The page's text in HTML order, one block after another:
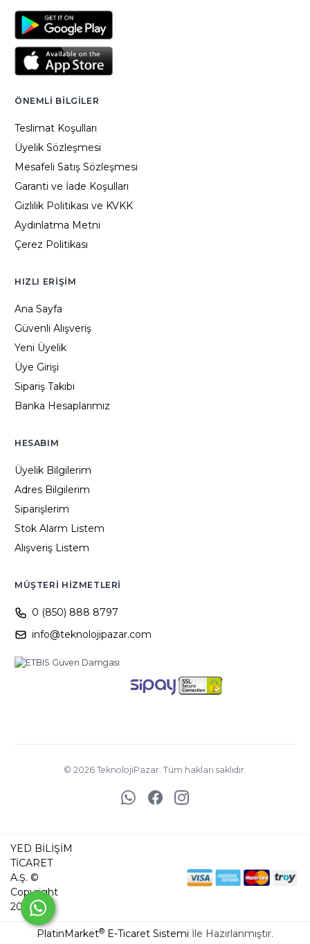
ÖNEMLI BILGILER
Teslimat Koşulları
Üyelik Sözleşmesi
Mesafeli Satış Sözleşmesi
Garanti ve İade Koşulları
Gizlilik Politikası ve KVKK
Aydınlatma Metni
Çerez Politikası
HIZLI ERIŞIM
Ana Sayfa
Güvenli Alışveriş
Yeni Üyelik
Üye Girişi
Sipariş Takibi
Banka Hesaplarımız
HESABIM
Üyelik Bilgilerim
Adres Bilgilerim
Siparişlerim
Stok Alarm Listem
Alışveriş Listem
MÜŞTERI HIZMETLERI
0 (850) 888 8797
info@teknolojipazar.com
© 2026 TeknolojiPazar. Tüm hakları saklıdır.
YED BİLİŞİM
TİCARET
A.Ş. ©
Copyright
2025
PlatinMarket® E-Ticaret Sistemi İle Hazırlanmıştır.